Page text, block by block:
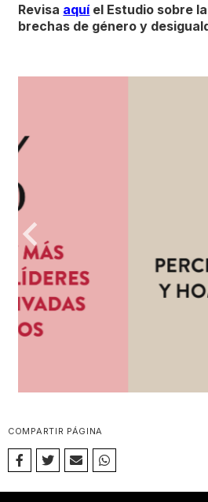
Revisa aquíel Estudio sobre
brechas de género y
COMPARTIR PÁGINA